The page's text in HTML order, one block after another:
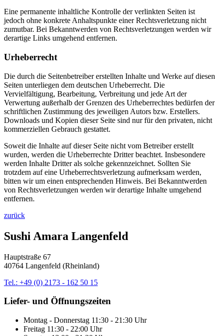
Eine permanente inhaltliche Kontrolle der verlinkten Seiten ist
jedoch ohne konkrete Anhaltspunkte einer Rechtsverletzung nicht
zumutbar. Bei Bekanntwerden von Rechtsverletzungen werden wir
derartige Links umgehend entfernen.
Urheberrecht
Die durch die Seitenbetreiber erstellten Inhalte und Werke auf diesen
Seiten unterliegen dem deutschen Urheberrecht. Die
Vervielfältigung, Bearbeitung, Verbreitung und jede Art der
Verwertung außerhalb der Grenzen des Urheberrechtes bedürfen der
schriftlichen Zustimmung des jeweiligen Autors bzw. Erstellers.
Downloads und Kopien dieser Seite sind nur für den privaten, nicht
kommerziellen Gebrauch gestattet.
Soweit die Inhalte auf dieser Seite nicht vom Betreiber erstellt
wurden, werden die Urheberrechte Dritter beachtet. Insbesondere
werden Inhalte Dritter als solche gekennzeichnet. Sollten Sie
trotzdem auf eine Urheberrechtsverletzung aufmerksam werden,
bitten wir um einen entsprechenden Hinweis. Bei Bekanntwerden
von Rechtsverletzungen werden wir derartige Inhalte umgehend
entfernen.
zurück
Sushi Amara Langenfeld
Hauptstraße 67
40764 Langenfeld (Rheinland)
Tel.: +49 (0) 2173 - 162 50 15
Liefer- und Öffnungszeiten
Montag - Donnerstag 11:30 - 21:30 Uhr
Freitag 11:30 - 22:00 Uhr